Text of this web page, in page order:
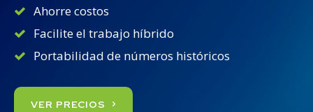
Ahorre costos
Facilite el trabajo híbrido
Portabilidad de números históricos
VER PRECIOS